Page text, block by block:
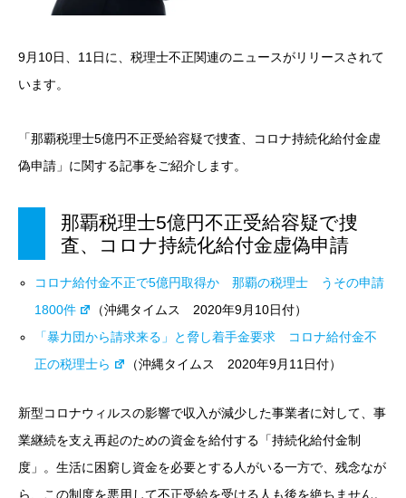
9月10日、11日に、税理士不正関連のニュースがリリースされて
います。
「那覇税理士5億円不正受給容疑で捜査、コロナ持続化給付金虚
偽申請」に関する記事をご紹介します。
那覇税理士5億円不正受給容疑で捜
査、コロナ持続化給付金虚偽申請
コロナ給付金不正で5億円取得か 那覇の税理士 うその申請
1800件
（沖縄タイムス 2020年9月10日付）
「暴力団から請求来る」と脅し着手金要求 コロナ給付金不
正の税理士ら
（沖縄タイムス 2020年9月11日付）
新型コロナウィルスの影響で収入が減少した事業者に対して、事
業継続を支え再起のための資金を給付する「持続化給付金制
度」。生活に困窮し資金を必要とする人がいる一方で、残念なが
ら、この制度を悪用して不正受給を受ける人も後を絶ちません。